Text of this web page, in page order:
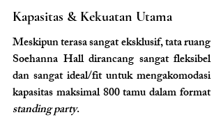
Kapasitas & Kekuatan Utama
Meskipun terasa sangat eksklusif, tata ruang
Soehanna Hall dirancang sangat fleksibel
dan sangat ideal/fit untuk mengakomodasi
kapasitas maksimal 800 tamu dalam format
standing party.